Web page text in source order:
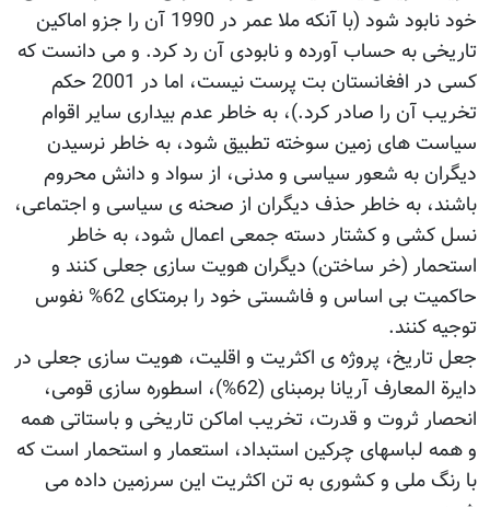
خود نابود شود (با آنکه ملا عمر در 1990 آن را جزو اماکین
تاریخی به حساب آورده و نابودی آن رد کرد. و می دانست که
کسی در افغانستان بت پرست نیست، اما در 2001 حکم
تخریب آن را صادر کرد.)، به خاطر عدم بیداری سایر اقوام
سیاست های زمین سوخته تطبیق شود، به خاطر نرسیدن
دیگران به شعور سیاسی و مدنی، از سواد و دانش محروم
باشند، به خاطر حذف دیگران از صحنه ی سیاسی و اجتماعی،
نسل کشی و کشتار دسته جمعی اعمال شود، به خاطر
استحمار (خر ساختن) دیگران هویت سازی جعلی کنند و
حاکمیت بی اساس و فاشستی خود را برمتکای 62% نفوس
توجیه کنند.
جعل تاریخ، پروژه ی اکثریت و اقلیت، هویت سازی جعلی در
دایرة المعارف آریانا برمبنای (62%)، اسطوره سازی قومی،
انحصار ثروت و قدرت، تخریب اماکن تاریخی و باستاتی همه
و همه لباسهای چرکین استبداد، استعمار و استحمار است که
با رنگ ملی و کشوری به تن اکثریت این سرزمین داده می